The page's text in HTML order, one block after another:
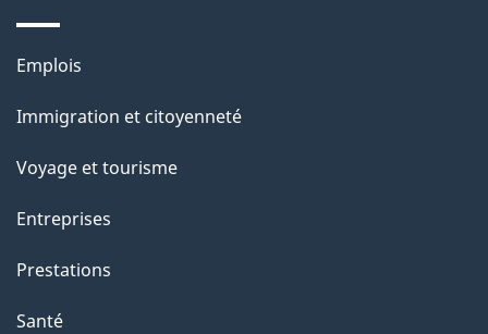
e
l
a
p
a
g
e
Thèmes
sujets
Emplois
Immigration et citoyenneté
Voyage et tourisme
Entreprises
Prestations
Santé